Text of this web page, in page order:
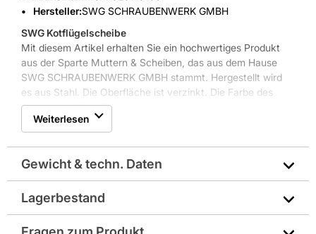
Hersteller:SWG SCHRAUBENWERK GMBH
SWG Kotflügelscheibe
Mit diesem Artikel erhalten Sie ein hochwertiges Produkt
aus der Sparte Muttern & Scheiben, das aus dem Hause
SWG SCHRAUBENWERK GMBH stammt. Hergestellt wird
es aus Stahl. Die Oberfläche ist verzinkt. Die Farbe des
Artikels ist Silber. Die Lieferung erfolgt im Karton.
Weitere Produkteigenschaften: Innendurchmesser 10 mm,
Außendurchmesser 40 mm
Weiterlesen
Gewicht & techn. Daten
Durchmesser in mm: Ø 40
Lagerbestand